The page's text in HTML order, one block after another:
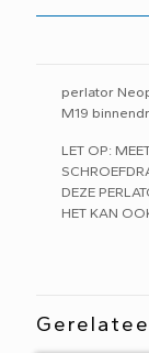
perlator
M19
LET OP:
DEZE
HET KAN